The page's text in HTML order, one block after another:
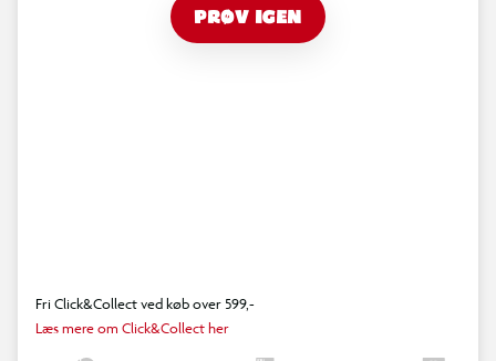
PRØV IGEN
Fri Click&Collect ved køb over 599,-
Læs mere om Click&Collect her